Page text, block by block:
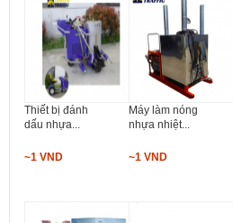
Thiết bị đánh
dấu nhựa...
~1 VND
Máy làm nóng
nhựa nhiệt...
~1 VND